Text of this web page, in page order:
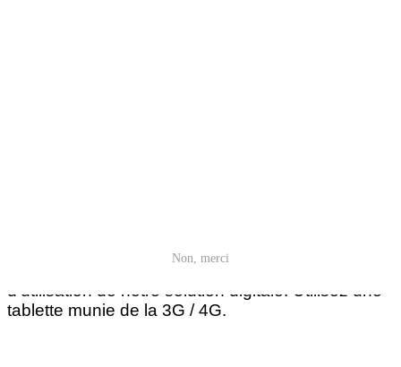
d'utilisation de notre solution digitale. Utilisez une
tablette munie de la 3G / 4G.
Non, merci